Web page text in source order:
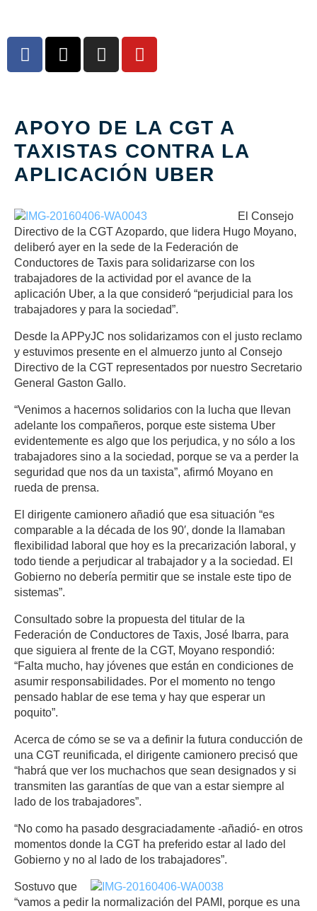
APOYO DE LA CGT A
TAXISTAS CONTRA LA
APLICACIÓN UBER
El Consejo
Directivo de la CGT Azopardo, que lidera Hugo Moyano,
deliberó ayer en la sede de la Federación de
Conductores de Taxis para solidarizarse con los
trabajadores de la actividad por el avance de la
aplicación Uber, a la que consideró “perjudicial para los
trabajadores y para la sociedad”.
Desde la APPyJC nos solidarizamos con el justo reclamo
y estuvimos presente en el almuerzo junto al Consejo
Directivo de la CGT representados por nuestro Secretario
General Gaston Gallo.
“Venimos a hacernos solidarios con la lucha que llevan
adelante los compañeros, porque este sistema Uber
evidentemente es algo que los perjudica, y no sólo a los
trabajadores sino a la sociedad, porque se va a perder la
seguridad que nos da un taxista”, afirmó Moyano en
rueda de prensa.
El dirigente camionero añadió que esa situación “es
comparable a la década de los 90′, donde la llamaban
flexibilidad laboral que hoy es la precarización laboral, y
todo tiende a perjudicar al trabajador y a la sociedad. El
Gobierno no debería permitir que se instale este tipo de
sistemas”.
Consultado sobre la propuesta del titular de la
Federación de Conductores de Taxis, José Ibarra, para
que siguiera al frente de la CGT, Moyano respondió:
“Falta mucho, hay jóvenes que están en condiciones de
asumir responsabilidades. Por el momento no tengo
pensado hablar de ese tema y hay que esperar un
poquito”.
Acerca de cómo se se va a definir la futura conducción de
una CGT reunificada, el dirigente camionero precisó que
“habrá que ver los muchachos que sean designados y si
transmiten las garantías de que van a estar siempre al
lado de los trabajadores”.
“No como ha pasado desgraciadamente -añadió- en otros
momentos donde la CGT ha preferido estar al lado del
Gobierno y no al lado de los trabajadores”.
Sostuvo que
“vamos a pedir la normalización del PAMI, porque es una